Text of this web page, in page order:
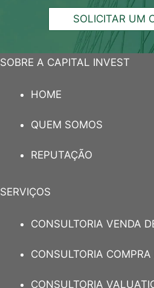
SOLICITAR UM
SOBRE A CAPITAL INVEST
HOME
QUEM SOMOS
REPUTAÇÃO
SERVIÇOS
CONSULTORIA VENDA
CONSULTORIA COMPRA
CONSULTORIA